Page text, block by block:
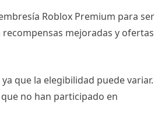
Roblox Premium para ser
mejoradas y ofertas
que la elegibilidad puede variar.
no han participado en